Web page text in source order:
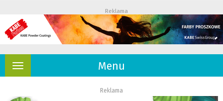
Reklama
Menu
Rozwiń
Reklama